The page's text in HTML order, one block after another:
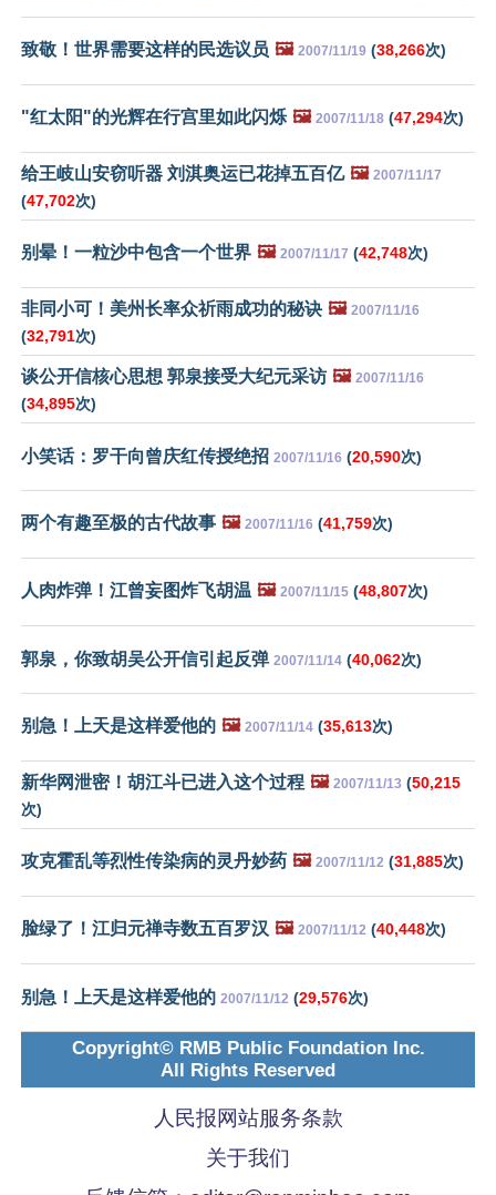
致敬！世界需要这样的民选议员 🖼️ 2007/11/19 (38,266次)
"红太阳"的光辉在行宫里如此闪烁 🖼️ 2007/11/18 (47,294次)
给王岐山安窃听器 刘淇奥运已花掉五百亿 🖼️ 2007/11/17
(47,702次)
别晕！一粒沙中包含一个世界 🖼️ 2007/11/17 (42,748次)
非同小可！美州长率众祈雨成功的秘诀 🖼️ 2007/11/16
(32,791次)
谈公开信核心思想 郭泉接受大纪元采访 🖼️ 2007/11/16
(34,895次)
小笑话：罗干向曾庆红传授绝招 2007/11/16 (20,590次)
两个有趣至极的古代故事 🖼️ 2007/11/16 (41,759次)
人肉炸弹！江曾妄图炸飞胡温 🖼️ 2007/11/15 (48,807次)
郭泉，你致胡吴公开信引起反弹 2007/11/14 (40,062次)
别急！上天是这样爱他的 🖼️ 2007/11/14 (35,613次)
新华网泄密！胡江斗已进入这个过程 🖼️ 2007/11/13 (50,215
次)
攻克霍乱等烈性传染病的灵丹妙药 🖼️ 2007/11/12 (31,885次)
脸绿了！江归元禅寺数五百罗汉 🖼️ 2007/11/12 (40,448次)
别急！上天是这样爱他的 2007/11/12 (29,576次)
Copyright© RMB Public Foundation Inc.
All Rights Reserved
人民报网站服务条款
关于我们